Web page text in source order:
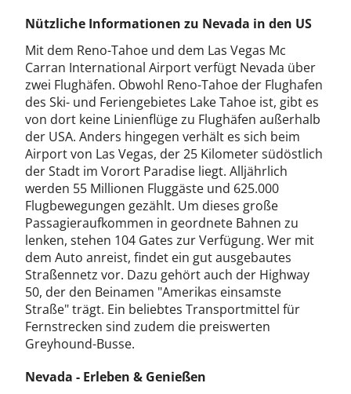
Nützliche Informationen zu Nevada in den US
Mit dem Reno-Tahoe und dem Las Vegas Mc
Carran International Airport verfügt Nevada über
zwei Flughäfen. Obwohl Reno-Tahoe der Flughafen
des Ski- und Feriengebietes Lake Tahoe ist, gibt es
von dort keine Linienflüge zu Flughäfen außerhalb
der USA. Anders hingegen verhält es sich beim
Airport von Las Vegas, der 25 Kilometer südöstlich
der Stadt im Vorort Paradise liegt. Alljährlich
werden 55 Millionen Fluggäste und 625.000
Flugbewegungen gezählt. Um dieses große
Passagieraufkommen in geordnete Bahnen zu
lenken, stehen 104 Gates zur Verfügung. Wer mit
dem Auto anreist, findet ein gut ausgebautes
Straßennetz vor. Dazu gehört auch der Highway
50, der den Beinamen "Amerikas einsamste
Straße" trägt. Ein beliebtes Transportmittel für
Fernstrecken sind zudem die preiswerten
Greyhound-Busse.
Nevada - Erleben & Genießen